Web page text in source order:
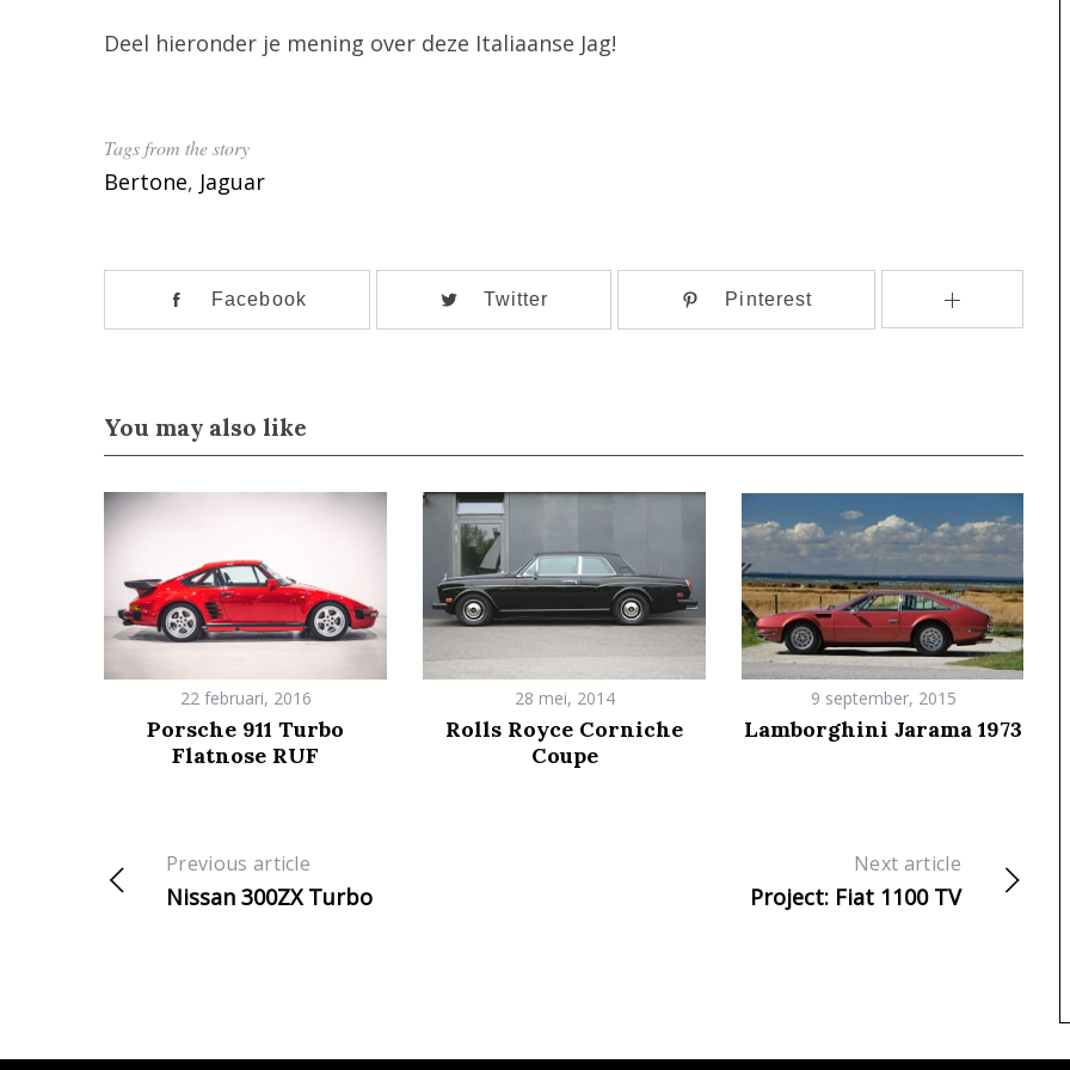
Deel hieronder je mening over deze Italiaanse Jag!
Tags from the story
Bertone, Jaguar
Facebook Twitter Pinterest
You may also like
22 februari, 2016
Porsche 911 Turbo
Flatnose RUF
28 mei, 2014
Rolls Royce Corniche
Coupe
9 september, 2015
Lamborghini Jarama 1973
Previous article
Nissan 300ZX Turbo
Next article
Project: Fiat 1100 TV